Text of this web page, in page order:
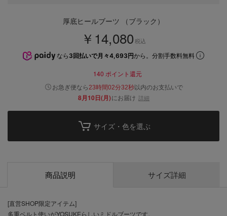
厚底ヒールブーツ （ブラック）
￥14,080 税込
なら 3回払いで月々4,693円から。分割手数料無料
140 ポイント還元
お急ぎ便なら 23時間02分31秒以内のお支払いで
8月10日(月)にお届け 詳細
サイズ・色を選ぶ
商品説明 サイズ詳細
[直営SHOP限定アイテム]
多重ベルト使いがYOSUKEらしいミドルブーツです。